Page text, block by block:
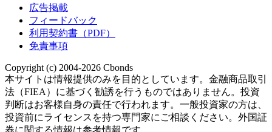
広告掲載
フィードバック
利用契約書（PDF）
免責事項
Copyright (c) 2004-2026 Cbonds
本サイトは情報提供のみを目的としています。金融商品取引
法（FIEA）に基づく勧誘を行うものではありません。投資
判断はお客様自身の責任で行われます。一般投資家の方は、
投資前にライセンスを持つ専門家にご相談ください。外国証
券に関する情報は参考情報です。